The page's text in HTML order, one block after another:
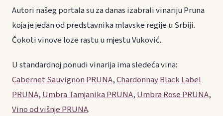
Autori našeg portala su za danas izabrali vinariju Pruna
koja je jedan od predstavnika mlavske regije u Srbiji.
Čokoti vinove loze rastu u mjestu Vuković.
U standardnoj ponudi vinarija ima sledeća vina:
Cabernet Sauvignon PRUNA,Chardonnay Black Label
PRUNA, Umbra Tamjanika PRUNA, Umbra Rose PRUNA,
Vino od višnje PRUNA.